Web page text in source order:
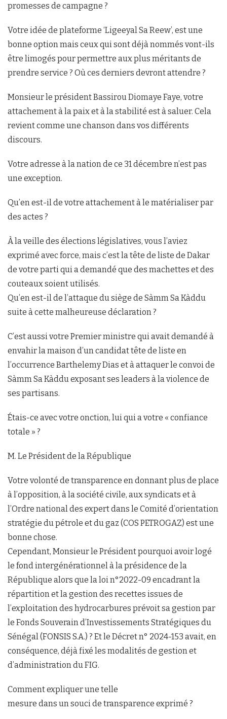
promesses de campagne ?
Votre idée de plateforme ‘Ligeeyal Sa Reew’, est une
bonne option mais ceux qui sont déjà nommés vont-ils
être limogés pour permettre aux plus méritants de
prendre service ? Où ces derniers devront attendre ?
Monsieur le président Bassirou Diomaye Faye, votre
attachement à la paix et à la stabilité est à saluer. Cela
revient comme une chanson dans vos différents
discours.
Votre adresse à la nation de ce 31 décembre n’est pas
une exception.
Qu’en est-il de votre attachement à le matérialiser par
des actes ?
À la veille des élections législatives, vous l’aviez
exprimé avec force, mais c’est la tête de liste de Dakar
de votre parti qui a demandé que des machettes et des
couteaux soient utilisés.
Qu’en est-il de l’attaque du siège de Sàmm Sa Kàddu
suite à cette malheureuse déclaration ?
C’est aussi votre Premier ministre qui avait demandé à
envahir la maison d’un candidat tête de liste en
l’occurrence Barthelemy Dias et à attaquer le convoi de
Sàmm Sa Kàddu exposant ses leaders à la violence de
ses partisans.
Étais-ce avec votre onction, lui qui a votre « confiance
totale » ?
M. Le Président de la République
Votre volonté de transparence en donnant plus de place
à l’opposition, à la société civile, aux syndicats et à
l’Ordre national des expert dans le Comité d’orientation
stratégie du pétrole et du gaz (COS PETROGAZ) est une
bonne chose.
Cependant, Monsieur le Président pourquoi avoir logé
le fond intergénérationnel à la présidence de la
République alors que la loi n°2022-09 encadrant la
répartition et la gestion des recettes issues de
l’exploitation des hydrocarbures prévoit sa gestion par
le Fonds Souverain d’Investissements Stratégiques du
Sénégal (FONSIS S.A.) ? Et le Décret n° 2024-153 avait, en
conséquence, déjà fixé les modalités de gestion et
d’administration du FIG.
Comment expliquer une telle
mesure dans un souci de transparence exprimé ?